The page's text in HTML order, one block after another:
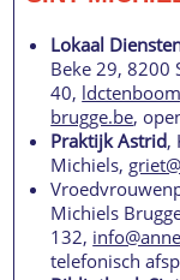
Lokaal
Beke 29, 8200
40,
brugge.be,
Praktijk Astrid,
Michiels,
Michiels
132,
telefonisch